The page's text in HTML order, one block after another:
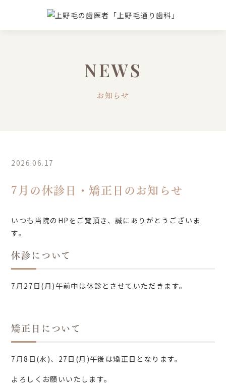
NEWS
お知らせ
2026.06.17
7月の休診日・矯正日のお知らせ
いつも当院のHPをご覧頂き、誠にありがとうございま
す。
休診について
7月27日(月)午前中は休診とさせていただきます。
矯正日について
7月8日(水)、27日(月)午後は矯正日となります。
よろしくお願いいたします。